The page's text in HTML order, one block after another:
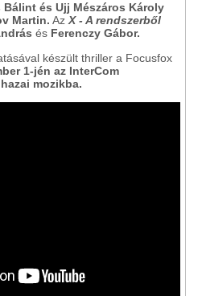
Bálint és Ujj Mészáros Károly
Martin. Az X - A rendszerből
és Ferenczy Gábor.
készült thriller a Focusfox
1-jén az InterCom
mozikba.